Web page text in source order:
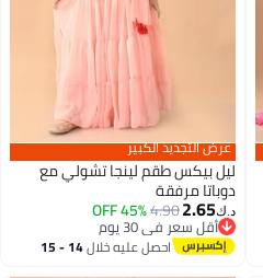
عرض التجديد الكبير
ليل بيكس طقم لينجا تشولي مع
دوباتا مرفقة
د.ك‏2.65
4.90
45% OFF
أقل سعر في 30 يوم
أقل سعر في 30 يوماحصل عليه خلال 14 - 15
اغسطس